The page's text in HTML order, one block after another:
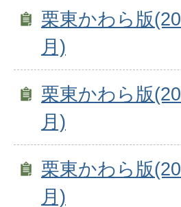
栗東かわら版
月)
栗東かわら版
月)
栗東かわら版
月)